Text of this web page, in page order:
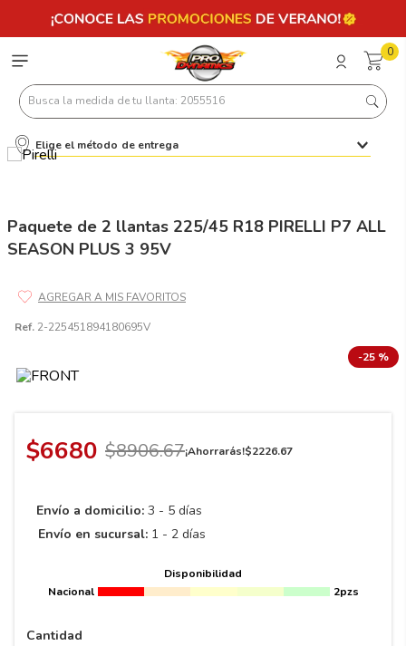
0
Busca la medida de tu llanta: 2055516
Elige el método de entrega
Paquete de 2 llantas 225/45 R18 PIRELLI P7 ALL
SEASON PLUS 3 95V
Ref. 2-225451894180695V
-25 %
$6680 $8906.67¡Ahorrarás!$2226.67
Envío a domicilio: 3 - 5 días
Envío en sucursal: 1 - 2 días
Disponibilidad
Nacional
2pzs
Cantidad
Términos más buscados
2